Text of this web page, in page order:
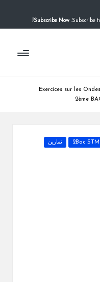
Subscribe Now!
Exercices sur les
2ème
تمارين